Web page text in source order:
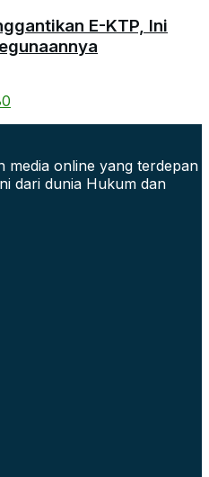
E-KTP, Ini
media online yang terdepan
dari dunia Hukum dan